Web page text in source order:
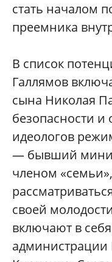
стать началом
преемника
В список
Галлямов
сына Николая
безопасности и
идеологов
— бывший
членом
своей
включают в
администрации